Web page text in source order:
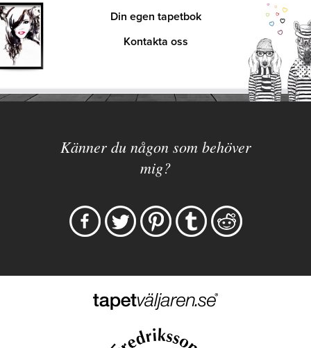
Din egen tapetbok
Kontakta oss
Känner du någon som behöver
mig?